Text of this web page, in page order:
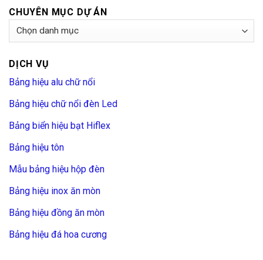
CHUYÊN MỤC DỰ ÁN
Chuyên
Án
DỊCH VỤ
Bảng hiệu alu chữ nổi
Bảng hiệu chữ nổi đèn Led
Bảng biển hiệu bạt Hiflex
Bảng hiệu tôn
Mẫu bảng hiệu hộp đèn
Bảng hiệu inox ăn mòn
Bảng hiệu đồng ăn mòn
Bảng hiệu đá hoa cương